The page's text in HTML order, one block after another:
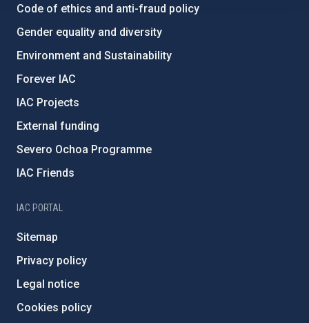
Code of ethics and anti-fraud policy
Gender equality and diversity
Environment and Sustainability
Forever IAC
IAC Projects
External funding
Severo Ochoa Programme
IAC Friends
IAC PORTAL
Sitemap
Privacy policy
Legal notice
Cookies policy